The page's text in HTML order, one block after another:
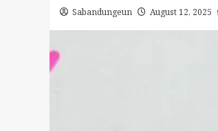
Sabandungeun August 12, 2025